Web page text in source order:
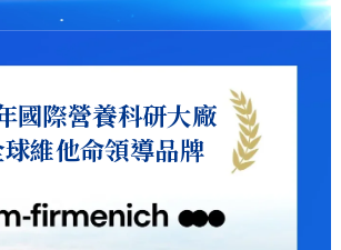
國際營養科研大廠
維他命領導品牌